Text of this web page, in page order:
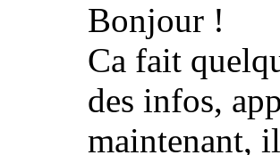
Bonjour !
Ca fait
des infos,
maintenant,